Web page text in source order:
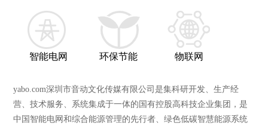
智能电网 环保节能 物联网
yabo.com深圳市音动文化传媒有限公司是集科研开发、生产经
营、技术服务、系统集成于一体的国有控股高科技企业集团，是
中国智能电网和综合能源管理的先行者、绿色低碳智慧能源系统